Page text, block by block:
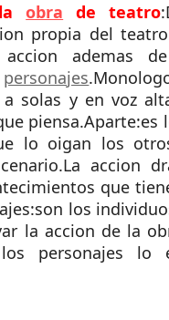
laobra de teatro
propia del
ademas
personajes
solas y en voz
piensa.Aparte:es
lo oigan los
accion
que
los
la accion de la
personajes lo